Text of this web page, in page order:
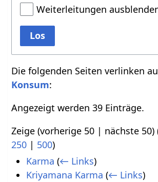
Weiterleitungen
Los
Die folgenden Seiten verlinken
Konsum:
Angezeigt werden 39 Einträge.
Zeige (vorherige 50 | nächste 50)
250 | 500)
Karma (← Links)
Kriyamana Karma (← Links)